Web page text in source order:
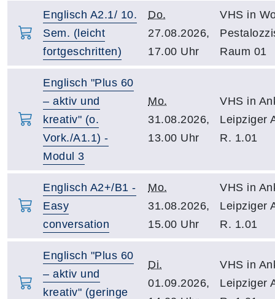
Englisch A2.1/ 10.
Sem. (leicht
fortgeschritten)
Do.
27.08.2026,
17.00 Uhr
VHS in
Raum 01
Englisch "Plus 60
– aktiv und
kreativ" (o.
Vork./A1.1) -
Modul 3
Mo.
31.08.2026,
13.00 Uhr
VHS in
Leipziger
R. 1.01
Englisch A2+/B1 -
Easy
conversation
Mo.
31.08.2026,
15.00 Uhr
VHS in
Leipziger
R. 1.01
Englisch "Plus 60
– aktiv und
kreativ" (geringe
Di.
01.09.2026,
VHS in
Leipziger